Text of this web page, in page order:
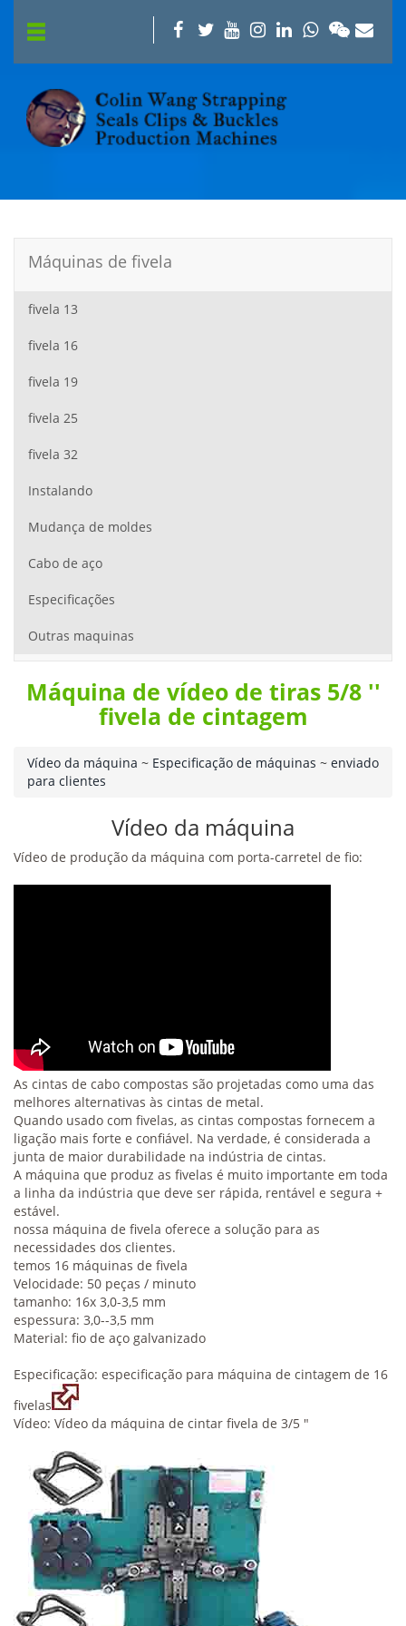
Máquinas de fivela
fivela 13
fivela 16
fivela 19
fivela 25
fivela 32
Instalando
Mudança de moldes
Cabo de aço
Especificações
Outras maquinas
Máquina de vídeo de tiras 5/8 ''
fivela de cintagem
Vídeo da máquina ~ Especificação de máquinas ~ enviado
para clientes
Vídeo da máquina
Vídeo de produção da máquina com porta-carretel de fio:
As cintas de cabo compostas são projetadas como uma das
melhores alternativas às cintas de metal.
Quando usado com fivelas, as cintas compostas fornecem a
ligação mais forte e confiável. Na verdade, é considerada a
junta de maior durabilidade na indústria de cintas.
A máquina que produz as fivelas é muito importante em toda
a linha da indústria que deve ser rápida, rentável e segura +
estável.
nossa máquina de fivela oferece a solução para as
necessidades dos clientes.
temos 16 máquinas de fivela
Velocidade: 50 peças / minuto
tamanho: 16x 3,0-3,5 mm
espessura: 3,0--3,5 mm
Material: fio de aço galvanizado
Especificação: especificação para máquina de cintagem de 16
fivelas
Vídeo: Vídeo da máquina de cintar fivela de 3/5 "